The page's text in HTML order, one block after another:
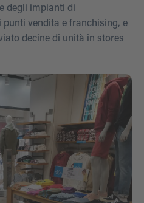
degli impianti di
punti vendita e franchising, e
decine di unità in stores